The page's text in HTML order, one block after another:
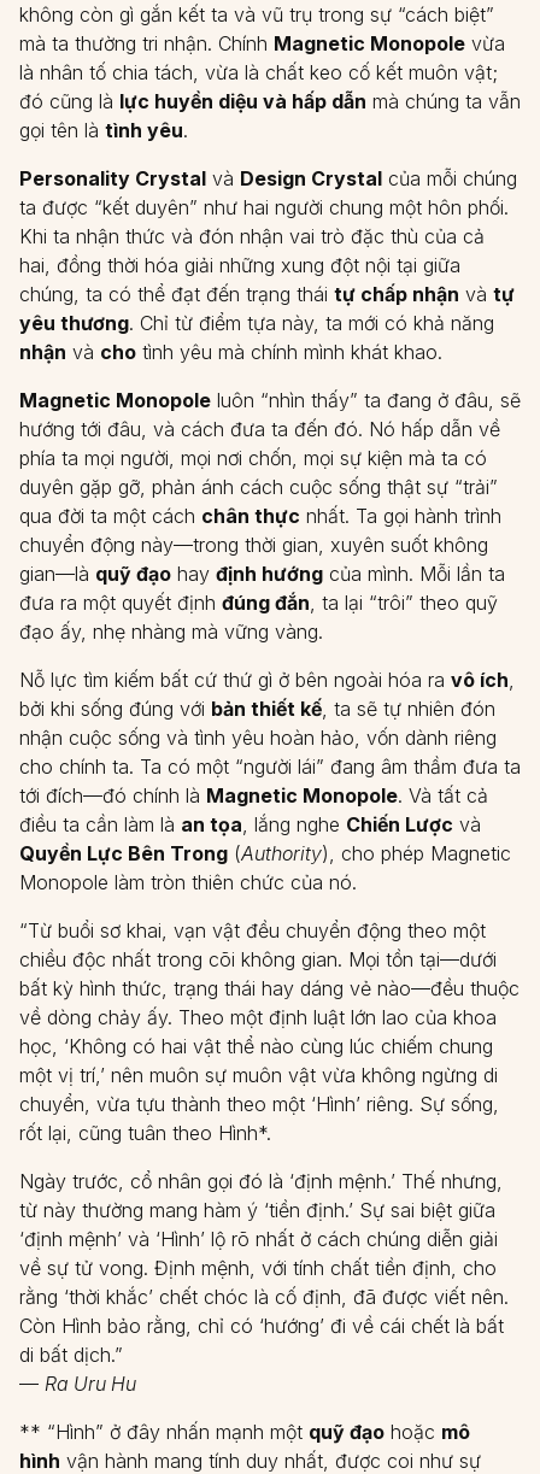
không còn gì gắn kết ta và vũ trụ trong sự “cách biệt”
mà ta thường tri nhận. Chính Magnetic Monopole vừa
là nhân tố chia tách, vừa là chất keo cố kết muôn vật;
đó cũng là lực huyền diệu và hấp dẫn mà chúng ta vẫn
gọi tên là tình yêu.
Personality Crystal và Design Crystal của mỗi chúng
ta được “kết duyên” như hai người chung một hôn phối.
Khi ta nhận thức và đón nhận vai trò đặc thù của cả
hai, đồng thời hóa giải những xung đột nội tại giữa
chúng, ta có thể đạt đến trạng thái tự chấp nhận và tự
yêu thương. Chỉ từ điểm tựa này, ta mới có khả năng
nhận và cho tình yêu mà chính mình khát khao.
Magnetic Monopole luôn “nhìn thấy” ta đang ở đâu, sẽ
hướng tới đâu, và cách đưa ta đến đó. Nó hấp dẫn về
phía ta mọi người, mọi nơi chốn, mọi sự kiện mà ta có
duyên gặp gỡ, phản ánh cách cuộc sống thật sự “trải”
qua đời ta một cách chân thực nhất. Ta gọi hành trình
chuyển động này—trong thời gian, xuyên suốt không
gian—là quỹ đạo hay định hướng của mình. Mỗi lần ta
đưa ra một quyết định đúng đắn , ta lại “trôi” theo quỹ
đạo ấy, nhẹ nhàng mà vững vàng.
Nỗ lực tìm kiếm bất cứ thứ gì ở bên ngoài hóa ra vô ích
bởi khi sống đúng với bản thiết kế , ta sẽ tự nhiên đón
nhận cuộc sống và tình yêu hoàn hảo, vốn dành riêng
cho chính ta. Ta có một “người lái” đang âm thầm đưa ta
tới đích—đó chính là Magnetic Monopole. Và tất cả
điều ta cần làm là an tọa , lắng nghe Chiến Lược và
Quyền Lực Bên Trong (Authority), cho phép Magnetic
Monopole làm tròn thiên chức của nó.
“Từ buổi sơ khai, vạn vật đều chuyển động theo một
chiều độc nhất trong cõi không gian. Mọi tồn tại—dưới
bất kỳ hình thức, trạng thái hay dáng vẻ nào—đều thuộc
về dòng chảy ấy. Theo một định luật lớn lao của khoa
học, ‘Không có hai vật thể nào cùng lúc chiếm chung
một vị trí,’ nên muôn sự muôn vật vừa không ngừng di
chuyển, vừa tựu thành theo một ‘Hình’ riêng. Sự sống,
rốt lại, cũng tuân theo Hình*.
Ngày trước, cổ nhân gọi đó là ‘định mệnh.’ Thế nhưng,
từ này thường mang hàm ý ‘tiền định.’ Sự sai biệt giữa
‘định mệnh’ và ‘Hình’ lộ rõ nhất ở cách chúng diễn giải
về sự tử vong. Định mệnh, với tính chất tiền định, cho
rằng ‘thời khắc’ chết chóc là cố định, đã được viết nên.
Còn Hình bảo rằng, chỉ có ‘hướng’ đi về cái chết là bất
di bất dịch.”
— Ra Uru Hu
** “Hình” ở đây nhấn mạnh một quỹ đạo hoặc mô
hình vận hành mang tính duy nhất, được coi như sự